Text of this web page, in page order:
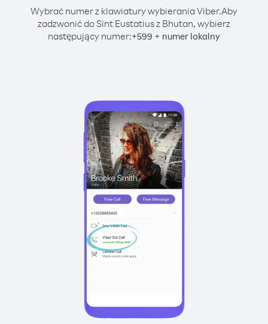
Wybrać numer z klawiatury wybierania Viber.Aby
zadzwonić do Sint Eustatius z Bhutan, wybierz
następujący numer:+599 + numer lokalny